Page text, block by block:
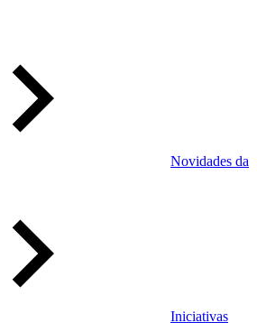
Novidades da
Iniciativas